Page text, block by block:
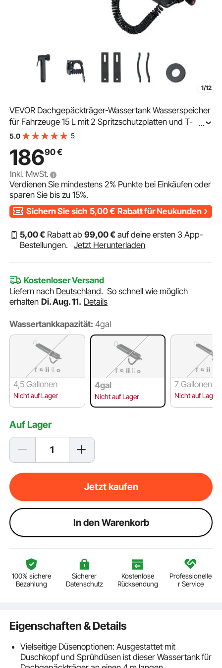
1/12
VEVOR Dachgepäckträger-Wassertank Wasserspeicher
für Fahrzeuge 15 L mit 2 Spritzschutzplatten und T-
Schlitz, Aluminiumtank mit hoher Druckanschluss, für
...
5.0 5
18690€
Inkl. MwSt.
Verdienen Sie mindestens2% Punkte bei Einkäufen oder
sparen Sie bis zu15%.
Sichern Sie sich 5,00€ Rabatt für Neukunden
5,00€ Rabatt ab99,00€ auf deine ersten 3 App-
Bestellungen.
Jetzt Herunterladen
Kostenloser Versand
Liefern nach Deutschland.So schnell wie möglich
erhalten Di. Aug. 11. Details
Wassertankkapazität: 4gal
4,5 Gallonen
Nicht auf Lager
4gal
Nicht auf Lager
7 Gallonen
Nicht auf Lager
Auf Lager
Jetzt kaufen
ln den Warenkorb
100% sichere
Bezahlung
Sicherer
Datenschutz
Kostenlose
Rücksendung
Professionelle
r Service
Eigenschaften & Details
Vielseitige Düsenoptionen: Ausgestattet mit
Duschkopf und Sprühdüsen ist dieser Wassertank für